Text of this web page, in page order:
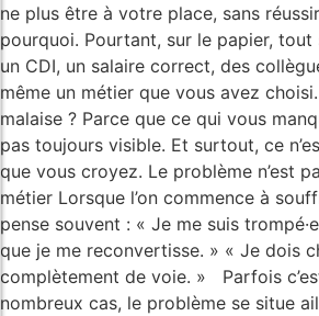
ne plus être à votre place, sans
pourquoi. Pourtant, sur le papier, tout
un CDI, un salaire correct, des
même un métier que vous avez
malaise ? Parce que ce qui vous
pas toujours visible. Et surtout, ce
que vous croyez. Le problème n’est
métier Lorsque l’on commence à
pense souvent : « Je me suis
que je me reconvertisse. » « Je dois
complètement de voie. » Parfois
nombreux cas, le problème se situe